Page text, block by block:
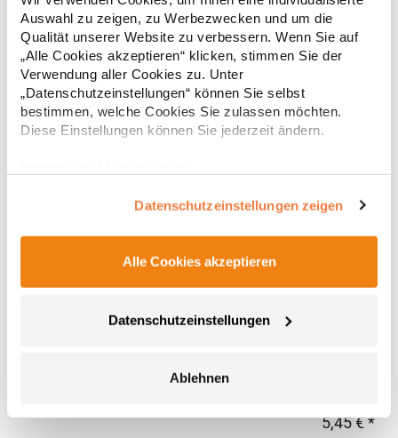
Auswahl zu zeigen, zu Werbezwecken und um die
Qualität unserer Website zu verbessern. Wenn Sie auf
„Alle Cookies akzeptieren“ klicken, stimmen Sie der
Verwendung aller Cookies zu. Unter
„Datenschutzeinstellungen“ können Sie selbst
bestimmen, welche Cookies Sie zulassen möchten.
Diese Einstellungen können Sie jederzeit ändern.
Datenschutzeinstellungen zeigen
Alle Cookies akzeptieren
Datenschutzeinstellungen
Ablehnen
PolyamidAngaben zur Produktsicherheit: Herst.-Nr.:
XF300Hersteller: printwear.eu GmbH & Co. KG Rheinlanddamm
199 44139 Dortmund Deutschland E-Mail: info@printwear.eu
19,11 € *
* Preise inkl. gesetzlicher Mwst. + Versandkosten *
100% PolyesterAngaben zur Produktsicherheit: Herst.-Nr.:
5,45 € *